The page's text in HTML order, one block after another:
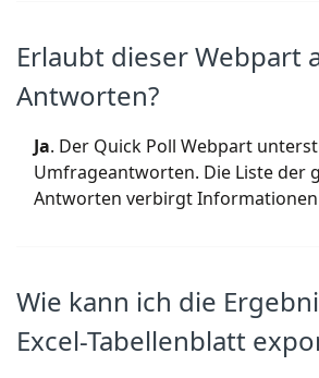
Erlaubt dieser Webpart
Antworten?
Ja. Der Quick Poll Webpart
Umfrageantworten. Die Liste der
Antworten verbirgt Informationen
Wie kann ich die
Excel-Tabellenblatt